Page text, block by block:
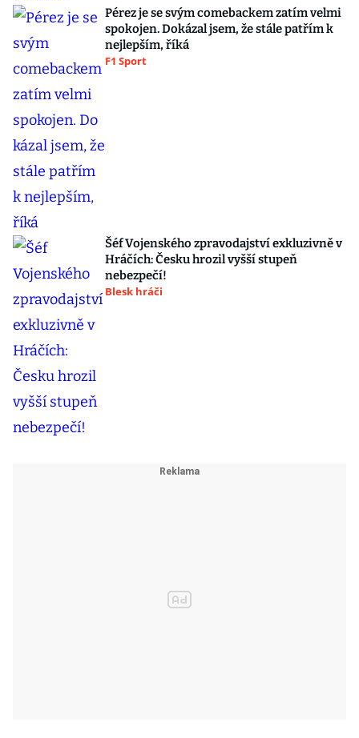
Pérez je se svým comebackem zatím velmi
spokojen. Dokázal jsem, že stále patřím k
nejlepším, říká
F1 Sport
Šéf Vojenského zpravodajství exkluzivně v
Hráčích: Česku hrozil vyšší stupeň
nebezpečí!
Blesk hráči